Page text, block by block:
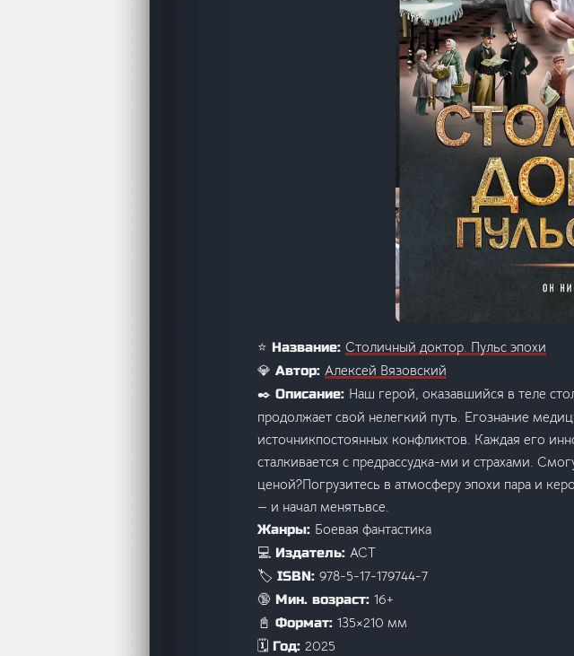
⭐ Название: Столичный доктор. Пульс эпохи
💎 Автор: Алексей Вязовский
✒️ Описание: Наш герой, оказавшийся в теле
продолжает свой нелегкий путь. Егознание
источникпостоянных конфликтов. Каждая его
сталкивается с предрассудка-ми и страхами.
ценой?Погрузитесь в атмосферу эпохи пара и
— и начал менятьвсе.
Жанры: Боевая фантастика
💻 Издатель: АСТ
🏷️ ISBN: 978-5-17-179744-7
🔞 Мин. возраст: 16+
📓 Формат: 135×210 мм
🗓️ Год: 2025